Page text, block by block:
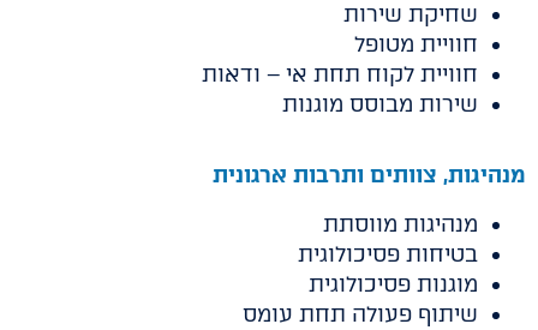
שחיקת שירות
חוויית מטופל
חוויית לקוח תחת אי – ודאות
שירות מבוסס מוגנות
מנהיגות, צוותים ותרבות ארגונית
מנהיגות מווסתת
בטיחות פסיכולוגית
מוגנות פסיכולוגית
שיתוף פעולה תחת עומס